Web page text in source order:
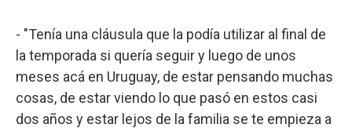
- "Tenía una cláusula que la podía utilizar al final de
la temporada si quería seguir y luego de unos
meses acá en Uruguay, de estar pensando muchas
cosas, de estar viendo lo que pasó en estos casi
dos años y estar lejos de la familia se te empieza a